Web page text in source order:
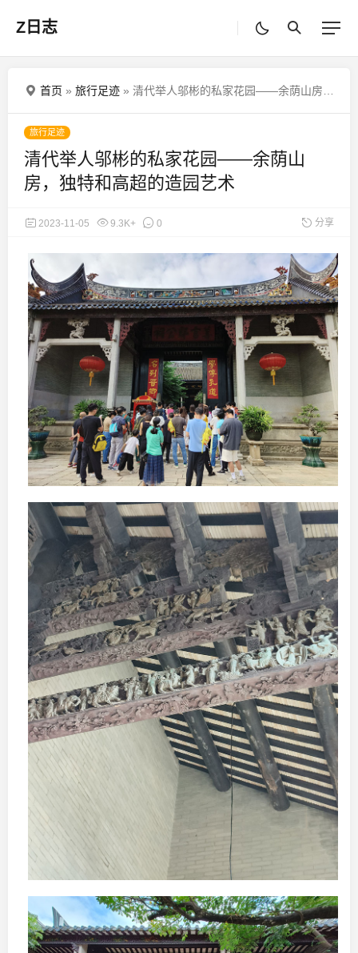
Z日志
园，今天人超多啊 北京回广州的前半天匆匆去了一趟
首页 » 旅行足迹 » 清代举人邬彬的私家花园——余荫山房，独特和高超的造园艺术
旅行足迹
清代举人邬彬的私家花园——余荫山
房，独特和高超的造园艺术
2023-11-05 9.3K+ 0 分享